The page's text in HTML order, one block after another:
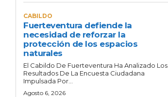
CABILDO
Fuerteventura defiende la
necesidad de reforzar la
protección de los espacios
naturales
El Cabildo De Fuerteventura Ha Analizado Los
Resultados De La Encuesta Ciudadana
Impulsada Por...
Agosto 6, 2026